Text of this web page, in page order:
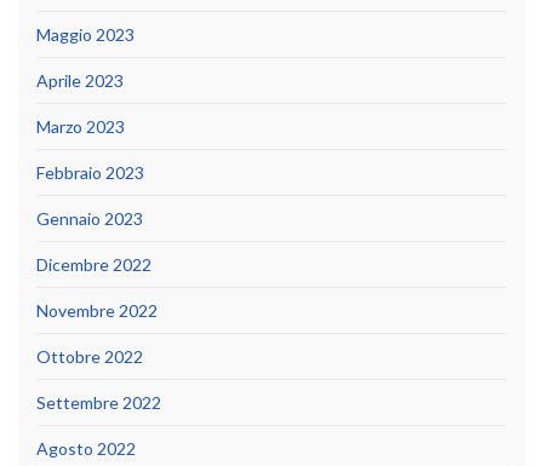
Maggio 2023
Aprile 2023
Marzo 2023
Febbraio 2023
Gennaio 2023
Dicembre 2022
Novembre 2022
Ottobre 2022
Settembre 2022
Agosto 2022